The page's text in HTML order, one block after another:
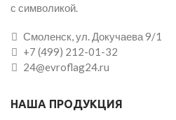
с символикой.
Смоленск, ул. Докучаева 9/1
+7 (499) 212-01-32
24@evroflag24.ru
НАША ПРОДУКЦИЯ